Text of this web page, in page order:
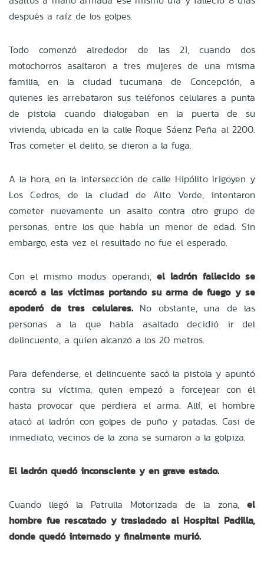
después a raíz de los golpes.
Todo comenzó alrededor de las 21, cuando dos
motochorros asaltaron a tres mujeres de una misma
familia, en la ciudad tucumana de Concepción, a
quienes les arrebataron sus teléfonos celulares a punta
de pistola cuando dialogaban en la puerta de su
vivienda, ubicada en la calle Roque Sáenz Peña al 2200.
Tras cometer el delito, se dieron a la fuga.
A la hora, en la intersección de calle Hipólito Irigoyen y
Los Cedros, de la ciudad de Alto Verde, intentaron
cometer nuevamente un asalto contra otro grupo de
personas, entre los que había un menor de edad. Sin
embargo, esta vez el resultado no fue el esperado.
Con el mismo modus operandi, el ladrón fallecido se
acercó a las víctimas portando su arma de fuego y se
apoderó de tres celulares.No obstante, una de las
personas a la que había asaltado decidió ir del
delincuente, a quien alcanzó a los 20 metros.
Para defenderse, el delincuente sacó la pistola y apuntó
contra su víctima, quien empezó a forcejear con él
hasta provocar que perdiera el arma. Allí, el hombre
atacó al ladrón con golpes de puño y patadas. Casi de
inmediato, vecinos de la zona se sumaron a la golpiza.
El ladrón quedó inconsciente y en grave estado.
Cuando llegó la Patrulla Motorizada de la zona, el
hombre fue rescatado y trasladado al Hospital Padilla,
donde quedó internado y finalmente murió.